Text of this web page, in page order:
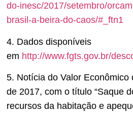
do-inesc/2017/setembro/
brasil-a-beira-do-caos/#_ftn1
4. Dados disponíveis
em http://www.fgts.gov.br/
5. Notícia do Valor Econômico
de 2017, com o título “Saque
recursos da habitação e